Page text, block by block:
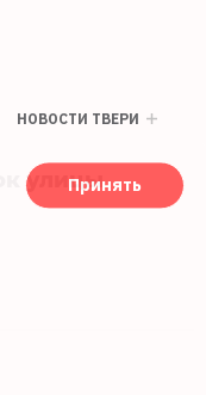
НОВОСТИ ТВЕРИ
улицыПринять